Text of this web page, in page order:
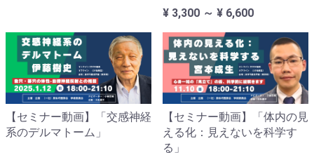
¥ 3,300 ～ ¥ 6,600
【セミナー動画】「交感神経
系のデルマトーム」
【セミナー動画】「体内の見
える化：見えないを科学す
る」